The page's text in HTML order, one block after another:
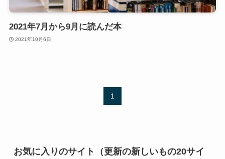
2021年7月から9月に読んだ本
2021年10月6日
1
お気に入りのサイト（更新の新しいもの20サイ